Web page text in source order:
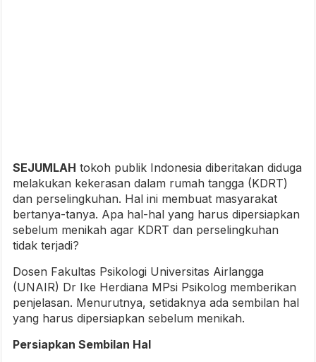
SEJUMLAH tokoh publik Indonesia diberitakan diduga
melakukan kekerasan dalam rumah tangga (KDRT)
dan perselingkuhan. Hal ini membuat masyarakat
bertanya-tanya. Apa hal-hal yang harus dipersiapkan
sebelum menikah agar KDRT dan perselingkuhan
tidak terjadi?
Dosen Fakultas Psikologi Universitas Airlangga
(UNAIR) Dr Ike Herdiana MPsi Psikolog memberikan
penjelasan. Menurutnya, setidaknya ada sembilan hal
yang harus dipersiapkan sebelum menikah.
Persiapkan Sembilan Hal